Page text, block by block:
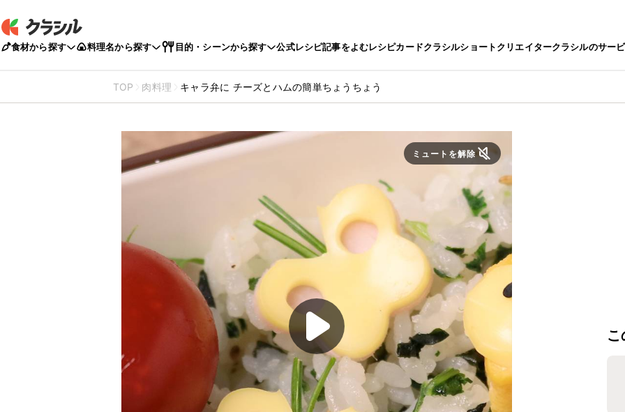
食材から探す 料理名から探す 目的・シーンから探す 公式レシピ記事をよむレシピカードクラシルショートクリエイタークラシルのサー
TOP 肉料理 キャラ弁に チーズとハムの簡単ちょうちょう
ミュートを解除